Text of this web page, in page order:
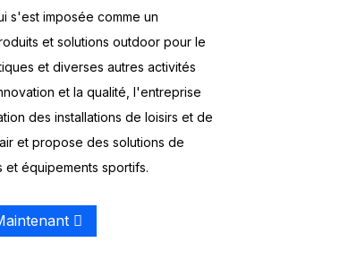
s'est imposée comme un
et solutions outdoor pour le
et diverses autres activités
et la qualité, l'entreprise
des installations de loisirs et de
et propose des solutions de
équipements sportifs.